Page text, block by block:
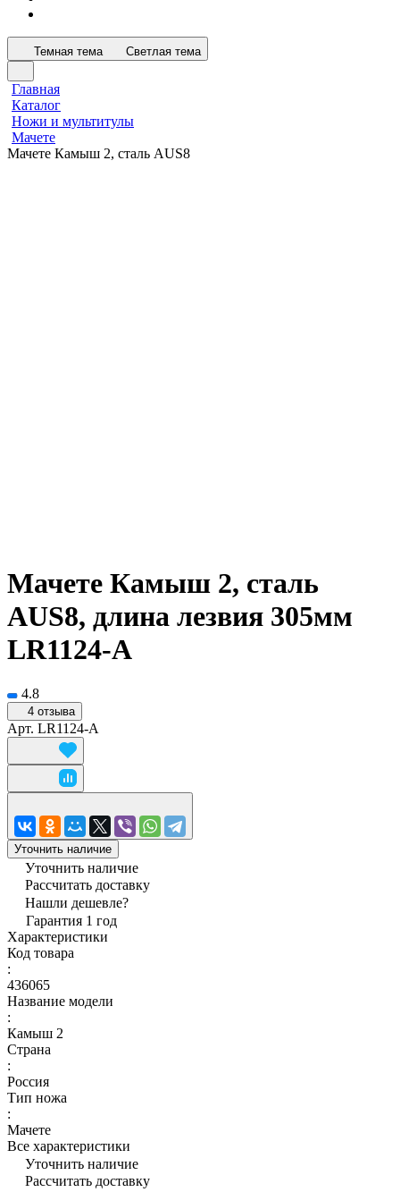
Темная тема Светлая тема
Главная
Каталог
Ножи и мультитулы
Мачете
Мачете Камыш 2, сталь AUS8
Мачете Камыш 2, сталь
AUS8, длина лезвия 305мм
LR1124-A
4.8
4 отзыва
Арт. LR1124-A
Уточнить наличие
Уточнить наличие
Рассчитать доставку
Нашли дешевле?
Гарантия 1 год
Характеристики
Код товара
:
436065
Название модели
:
Камыш 2
Страна
:
Россия
Тип ножа
:
Мачете
Все характеристики
Уточнить наличие
Рассчитать доставку